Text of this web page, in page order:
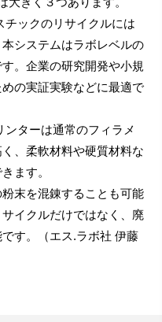
ックのリサイクルには
システムはラボレベルの
。企業の研究開発や小規
の実証実験などに最適で
ターは通常のフィラメ
、柔軟材料や硬質材料な
ます。
末を混錬することも可能
イクルだけではなく、廃
す。（エス.ラボ社 伊藤